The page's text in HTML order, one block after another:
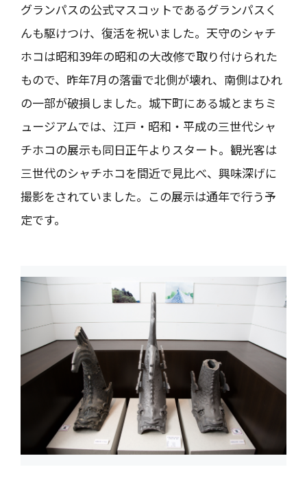
グランパスの公式マスコットであるグランパスく
んも駆けつけ、復活を祝いました。天守のシャチ
ホコは昭和39年の昭和の大改修で取り付けられた
もので、昨年7月の落雷で北側が壊れ、南側はひれ
の一部が破損しました。城下町にある城とまちミ
ュージアムでは、江戸・昭和・平成の三世代シャ
チホコの展示も同日正午よりスタート。観光客は
三世代のシャチホコを間近で見比べ、興味深げに
撮影をされていました。この展示は通年で行う予
定です。